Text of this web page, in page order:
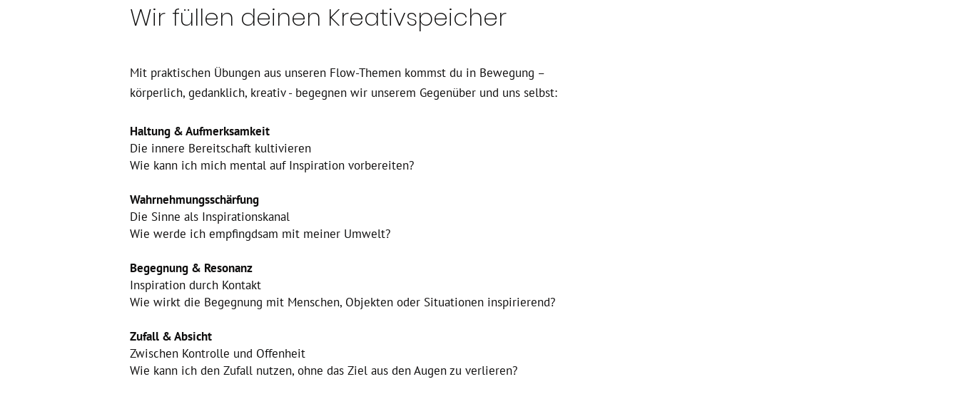
Wir füllen deinen Kreativspeicher
Mit praktischen Übungen aus unseren Flow-Themen kommst du in Bewegung –
körperlich, gedanklich, kreativ - begegnen wir unserem Gegenüber und uns selbst:
Haltung & Aufmerksamkeit
Die innere Bereitschaft kultivieren
Wie kann ich mich mental auf Inspiration vorbereiten?
Wahrnehmungsschärfung
Die Sinne als Inspirationskanal
Wie werde ich empfingdsam mit meiner Umwelt?
Begegnung & Resonanz
Inspiration durch Kontakt
Wie wirkt die Begegnung mit Menschen, Objekten oder Situationen inspirierend?
Zufall & Absicht
Zwischen Kontrolle und Offenheit
Wie kann ich den Zufall nutzen, ohne das Ziel aus den Augen zu verlieren?